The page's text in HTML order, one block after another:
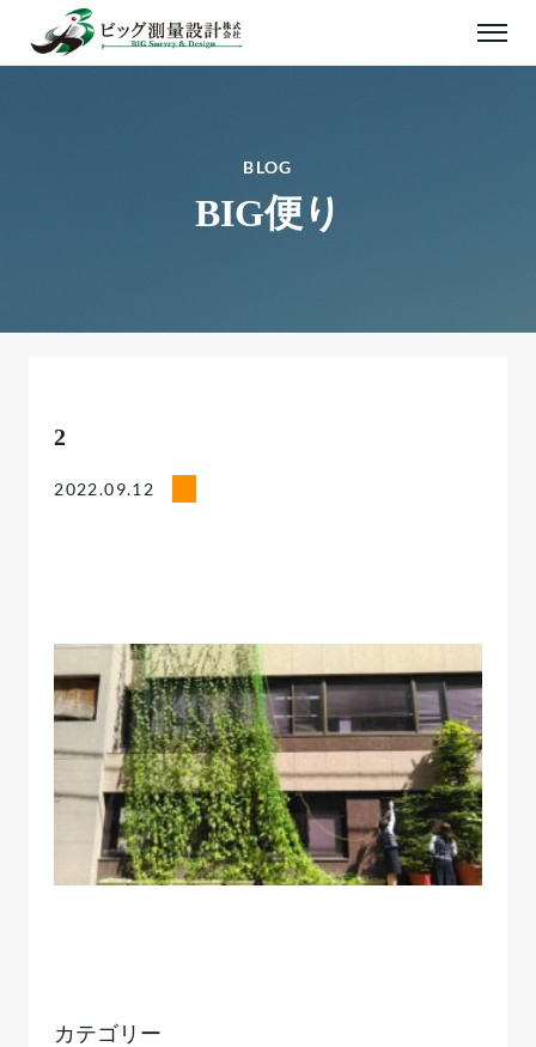
BLOG
BIG便り
2
2022.09.12
カテゴリー